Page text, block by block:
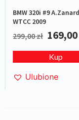
BMW 320i #9
WTCC 2009
299,00zł 169,00
Kup
Ulubione